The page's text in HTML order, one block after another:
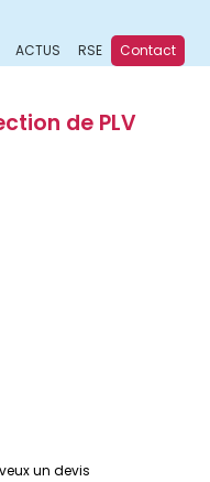
ACTUS RSE Contact
de PLV
un devis